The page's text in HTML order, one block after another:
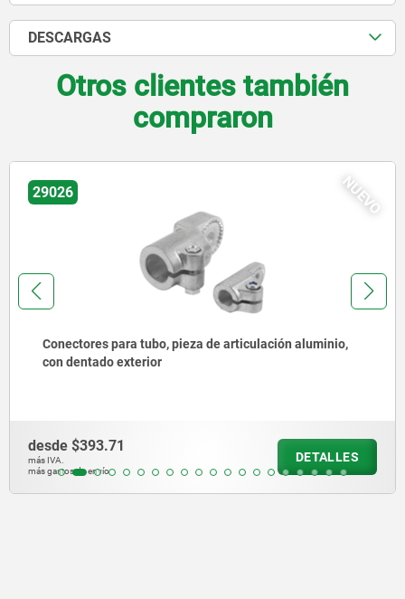
DESCARGAS
Otros clientes también
compraron
de articulación aluminio,
Conector para tubo,
desde
más gastos de envío